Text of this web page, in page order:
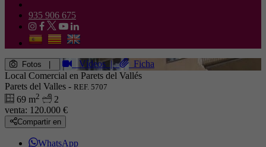
935 906 675
Fotos Vídeos|
Ficha
Local Comercial en Parets del Vallés
Parets del Valles - REF. 5707
69 m2
2
venta: 120.000 €
Compartir en
WhatsApp